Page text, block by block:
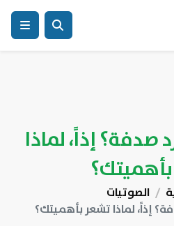
صدفة؟ إذاً، لماذا
الصوتيات
إذاً، لماذا تشعر بأهميتك؟